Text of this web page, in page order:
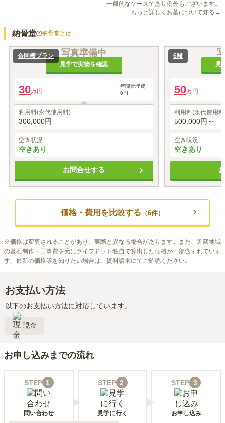
一般的なケースであり例外もございます。
もっと詳しくお墓について知る→
納骨堂 納骨堂とは
写真準備中
見学で実物を確認
合同檀プラン
30万円
年間管理費
0円
利用料(永代使用料)
300,000円
空き状況
空きあり
お問合せする
見
6段
50万円
利用料(永代使用
500,000円～
空き状況
空きあり
価格・費用を比較する （6件）
※価格は変更されることがあり、実際と異なる場合があります。また、近隣地域
の墓石制作・工事費を元にライフドット独自で算出した価格が一部含まれていま
す。最新の価格等を知りたい場合は、資料請求にてご確認ください。
お支払い方法
以下のお支払い方法に対応しています。
現金
お申し込みまでの流れ
STEP 1
問い合わせ
STEP 2
見学に行く
STEP 3
お申し込み